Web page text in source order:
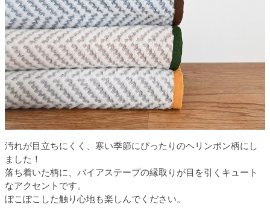
汚れが目立ちにくく、寒い季節にぴったりのヘリンボン柄にし
ました！
落ち着いた柄に、バイアステープの縁取りが目を引くキュート
なアクセントです。
ぽこぽこした触り心地も楽しんでください。